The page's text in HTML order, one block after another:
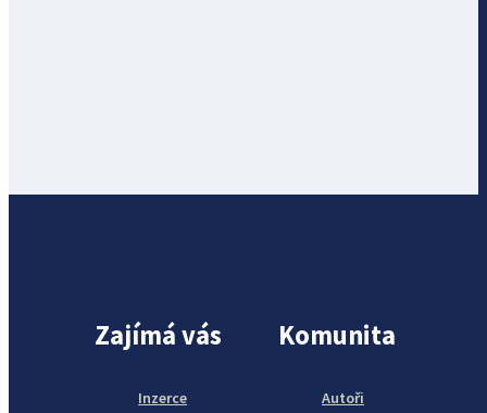
Zajímá vás
Inzerce
Komunita
Autoři